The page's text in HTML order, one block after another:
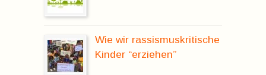
Wie wir rassismuskritische
Kinder “erziehen”